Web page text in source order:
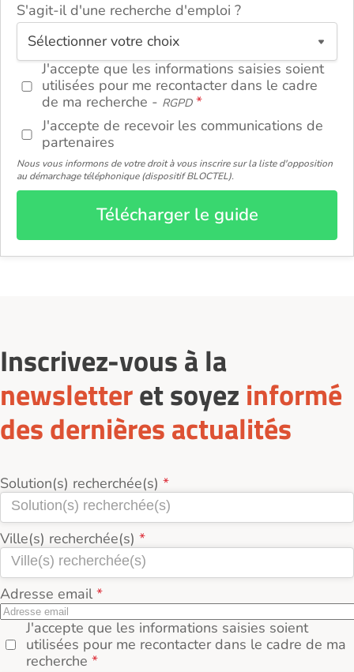
S'agit-il d'une recherche d'emploi ?
J'accepte que les informations saisies soient
utilisées pour me recontacter dans le cadre
de ma recherche - RGPD
J'accepte de recevoir les communications de
partenaires
Nous vous informons de votre droit à vous inscrire sur la liste d'opposition
au démarchage téléphonique (dispositif BLOCTEL).
Télécharger le guide
ou
Inscrivez-vous à la
newsletteret soyez informé
des dernières actualités
Solution(s) recherchée(s)
Ville(s) recherchée(s)
Adresse email
J'accepte que les informations saisies soient
utilisées pour me recontacter dans le cadre de ma
recherche